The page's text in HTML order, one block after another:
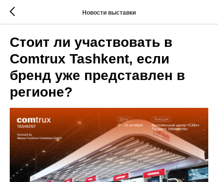
Новости выставки
Стоит ли участвовать в
Comtrux Tashkent, если
бренд уже представлен в
регионе?